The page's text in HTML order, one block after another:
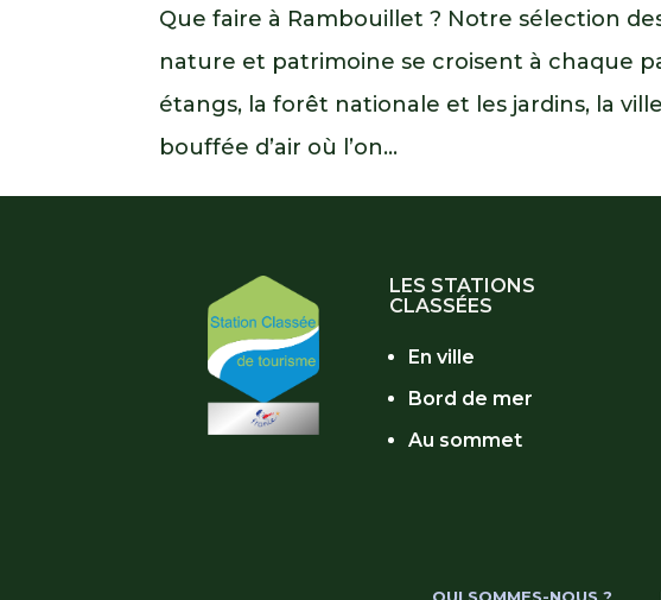
Que faire à Rambouillet ? Notre sélection
nature et patrimoine se croisent à chaque
étangs, la forêt nationale et les jardins, la
bouffée d’air où l’on...
LES STATIONS
CLASSÉES
En ville
Bord de mer
Au sommet